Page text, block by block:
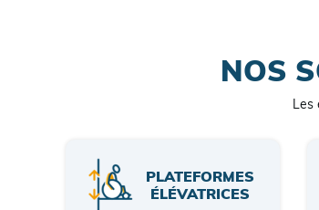
NOS
Les
PLATEFORMES
ÉLÉVATRICES